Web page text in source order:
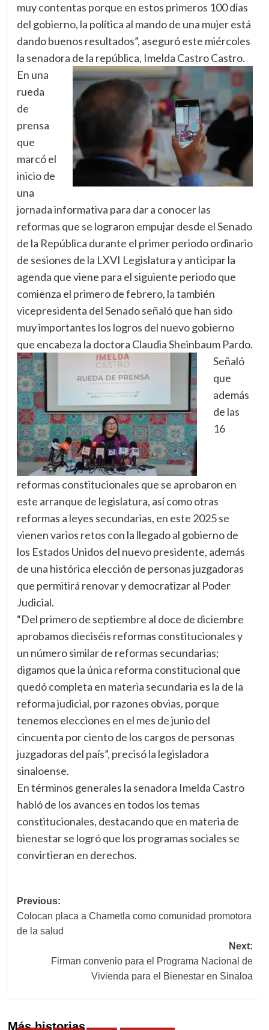
muy contentas porque en estos primeros 100 días
del gobierno, la política al mando de una mujer está
dando buenos resultados”, aseguró este miércoles
la senadora de la república, Imelda Castro Castro.
En una
rueda
de
prensa
que
marcó el
inicio de
una
jornada informativa para dar a conocer las
reformas que se lograron empujar desde el Senado
de la República durante el primer periodo ordinario
de sesiones de la LXVI Legislatura y anticipar la
agenda que viene para el siguiente periodo que
comienza el primero de febrero, la también
vicepresidenta del Senado señaló que han sido
muy importantes los logros del nuevo gobierno
que encabeza la doctora Claudia Sheinbaum Pardo.
Señaló
que
además
de las
16
reformas constitucionales que se aprobaron en
este arranque de legislatura, así como otras
reformas a leyes secundarias, en este 2025 se
vienen varios retos con la llegado al gobierno de
los Estados Unidos del nuevo presidente, además
de una histórica elección de personas juzgadoras
que permitirá renovar y democratizar al Poder
Judicial.
“Del primero de septiembre al doce de diciembre
aprobamos dieciséis reformas constitucionales y
un número similar de reformas secundarias;
digamos que la única reforma constitucional que
quedó completa en materia secundaria es la de la
reforma judicial, por razones obvias, porque
tenemos elecciones en el mes de junio del
cincuenta por ciento de los cargos de personas
juzgadoras del país”, precisó la legisladora
sinaloense.
En términos generales la senadora Imelda Castro
habló de los avances en todos los temas
constitucionales, destacando que en materia de
bienestar se logró que los programas sociales se
convirtieran en derechos.
Post
navigation
Previous:
Colocan placa a Chametla como comunidad promotora
de la salud
Next:
Firman convenio para el Programa Nacional de
Vivienda para el Bienestar en Sinaloa
Más historias